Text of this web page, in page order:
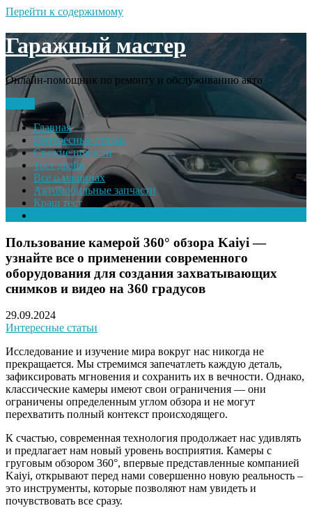
Перейти к содержимому
Гаражный мастер
Онлайн-помощник по ремонту и обслуживанию авто
Главная
Интересные статьи
Свежие новости
Тест драйв
Все о машинах
Автомобильные запчасти
Краш тест
Пользование камерой 360° обзора Kaiyi —
узнайте все о применении современного
оборудования для создания захватывающих
снимков и видео на 360 градусов
29.09.2024
Интересные статьи
Исследование и изучение мира вокруг нас никогда не
прекращается. Мы стремимся запечатлеть каждую деталь,
зафиксировать мгновения и сохранить их в вечности. Однако,
классические камеры имеют свои ограничения — они
ограничены определенным углом обзора и не могут
перехватить полный контекст происходящего.
К счастью, современная технология продолжает нас удивлять
и предлагает нам новый уровень восприятия. Камеры с
груговым обзором 360°, впервые представленные компанией
Kaiyi, открывают перед нами совершенно новую реальность –
это инструменты, которые позволяют нам увидеть и
почувствовать все сразу.